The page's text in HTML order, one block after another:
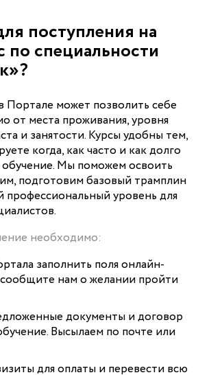
поступления на
по специальности
Портале может позволить себе
от места проживания, уровня
и занятости. Курсы удобны тем,
когда, как часто и как долго
Мы поможем освоить
подготовим базовый трамплин
профессиональный уровень для
необходимо:
заполнить поля онлайн-
нам о желании пройти
документы и договор
Высылаем по почте или
для оплаты и перевести всю